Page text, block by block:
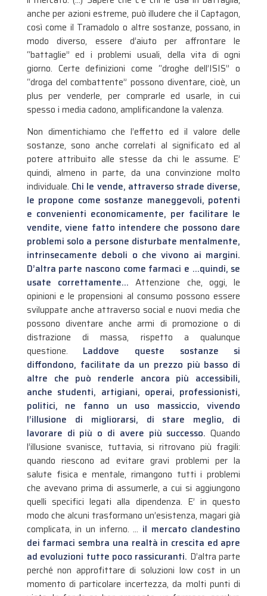
anche per azioni estreme, può illudere che il Captagon,
così come il Tramadolo o altre sostanze, possano, in
modo diverso, essere d’aiuto per affrontare le
“battaglie” ed i problemi usuali, della vita di ogni
giorno. Certe definizioni come “droghe dell’ISIS” o
“droga del combattente” possono diventare, cioè, un
plus per venderle, per comprarle ed usarle, in cui
spesso i media cadono, amplificandone la valenza.
Non dimentichiamo che l’effetto ed il valore delle
sostanze, sono anche correlati al significato ed al
potere attribuito alle stesse da chi le assume. E’
quindi, almeno in parte, da una convinzione molto
individuale. Chi le vende, attraverso strade diverse,
le propone come sostanze maneggevoli, potenti
e convenienti economicamente, per facilitare le
vendite, viene fatto intendere che possono dare
problemi solo a persone disturbate mentalmente,
intrinsecamente deboli o che vivono ai margini.
D’altra parte nascono come farmaci e …quindi, se
usate correttamente… Attenzione che, oggi, le
opinioni e le propensioni al consumo possono essere
sviluppate anche attraverso social e nuovi media che
possono diventare anche armi di promozione o di
distrazione di massa, rispetto a qualunque
questione. Laddove queste sostanze si
diffondono, facilitate da un prezzo più basso di
altre che può renderle ancora più accessibili,
anche studenti, artigiani, operai, professionisti,
politici, ne fanno un uso massiccio, vivendo
l’illusione di migliorarsi, di stare meglio, di
lavorare di più o di avere più successo. Quando
l’illusione svanisce, tuttavia, si ritrovano più fragili:
quando riescono ad evitare gravi problemi per la
salute fisica e mentale, rimangono tutti i problemi
che avevano prima di assumerle, a cui si aggiungono
quelli specifici legati alla dipendenza. E’ in questo
modo che alcuni trasformano un’esistenza, magari già
complicata, in un inferno. … il mercato clandestino
dei farmaci sembra una realtà in crescita ed apre
ad evoluzioni tutte poco rassicuranti. D’altra parte
perché non approfittare di soluzioni low cost in un
momento di particolare incertezza, da molti punti di